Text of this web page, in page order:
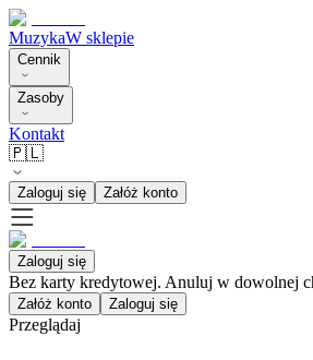
MuzykaW sklepie
Cennik
Zasoby
Kontakt
🇵🇱
Zaloguj się Załóż konto
Zaloguj się
Bez karty kredytowej. Anuluj w dowolnej
Załóż konto Zaloguj się
Przeglądaj